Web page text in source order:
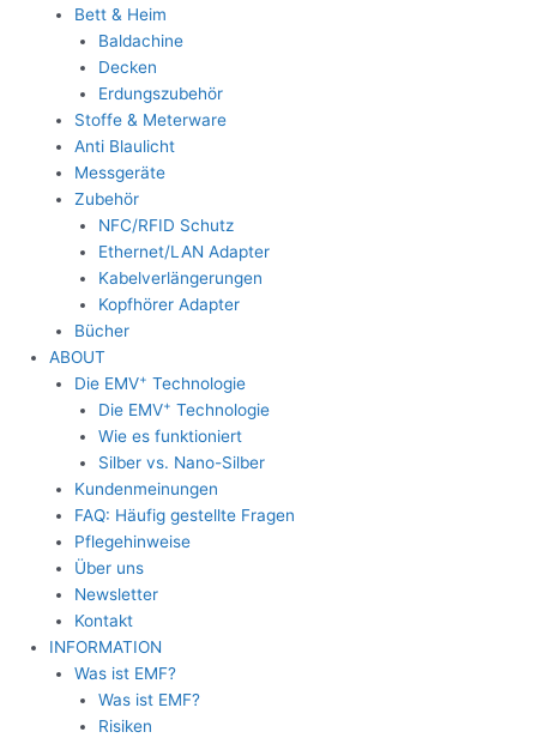
Bett & Heim
Baldachine
Decken
Erdungszubehör
Stoffe & Meterware
Anti Blaulicht
Messgeräte
Zubehör
NFC/RFID Schutz
Ethernet/LAN Adapter
Kabelverlängerungen
Kopfhörer Adapter
Bücher
ABOUT
Die EMV+ Technologie
Die EMV+ Technologie
Wie es funktioniert
Silber vs. Nano-Silber
Kundenmeinungen
FAQ: Häufig gestellte Fragen
Pflegehinweise
Über uns
Newsletter
Kontakt
INFORMATION
Was ist EMF?
Was ist EMF?
Risiken